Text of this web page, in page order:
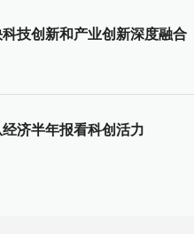
技创新和产业创新深度融合
经济半年报看科创活力